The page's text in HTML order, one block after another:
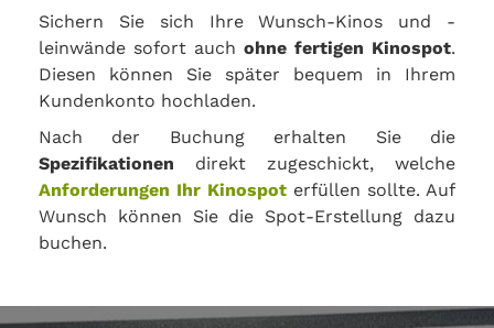
Sichern Sie sich Ihre Wunsch-Kinos und -
leinwände sofort auch ohne fertigen Kinospot.
Diesen können Sie später bequem in Ihrem
Kundenkonto hochladen.
Nach der Buchung erhalten Sie die
Spezifikationen direkt zugeschickt, welche
Anforderungen Ihr Kinospot erfüllen sollte. Auf
Wunsch können Sie die Spot-Erstellung dazu
buchen.